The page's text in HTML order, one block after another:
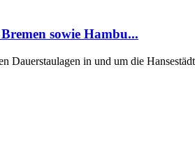
sowie Hambu...
Dauerstaulagen in und um die